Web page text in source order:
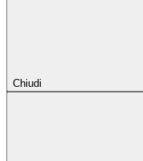
Chiudi